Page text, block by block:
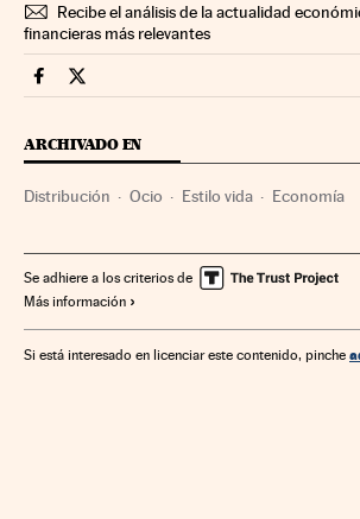
Recibe el análisis de la actualidad
financieras más relevantes
Fortunas Cinco Días en Facebook
Fortunas Cinco Días en Twitter
ARCHIVADO EN
Distribución Ocio Estilo vida Economía
Se adhiere a los criterios de
Más información
Si está interesado en licenciar este contenido, pinche